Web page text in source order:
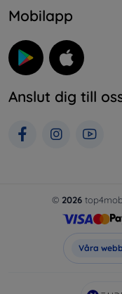
Mobilapp
Anslut dig till
© 2026
Våra